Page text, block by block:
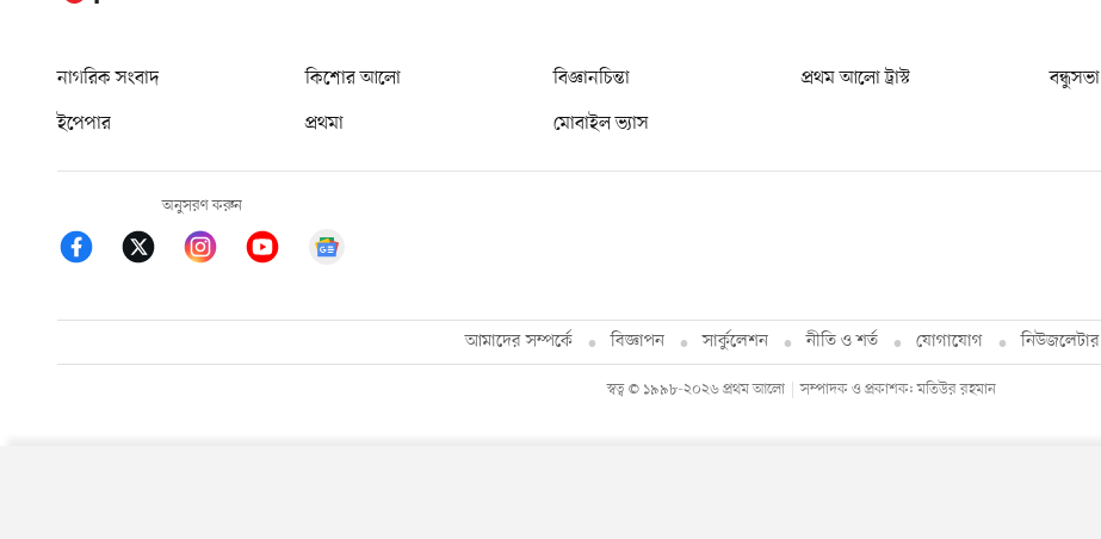
নাগরিক সংবাদ কিশোর আলো বিজ্ঞানচিন্তা প্রথম আলো ট্রাস্ট বন্ধুসভা
ইপেপার
প্রথমা মোবাইল ভ্যাস
অনুসরণ করুন
আমাদের সম্পর্কে বিজ্ঞাপন সার্কুলেশন নীতি ও শর্ত যোগাযোগ নিউজলেটার
স্বত্ব © ১৯৯৮-২০২৬ প্রথম আলো সম্পাদক ও প্রকাশক: মতিউর রহমান